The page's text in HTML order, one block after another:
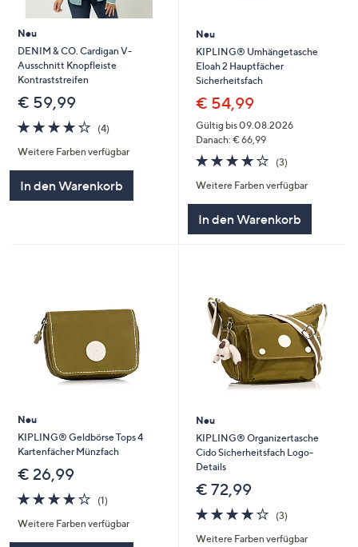
Neu
DENIM & CO. Cardigan V-
Ausschnitt Knopfleiste
Kontraststreifen
€ 59,99
4.2
von
5
(4)4
Weitere Farben verfügbar
In den Warenkorb
Neu
KIPLING® Umhängetasche
Eloah 2 Hauptfächer
Sicherheitsfach
€ 54,99
Gültig bis 09.08.2026
Danach: € 66,99
4.0
von
5
(3)3
Weitere Farben verfügbar
In den Warenkorb
Neu
KIPLING® Geldbörse Tops 4
Kartenfächer Münzfach
€ 26,99
4.0
von
5
(1)1
Weitere Farben verfügbar
Neu
KIPLING® Organizertasche
Cido Sicherheitsfach Logo-
Details
€ 72,99
3.7
von
5
(3)3
Weitere Farben verfügbar